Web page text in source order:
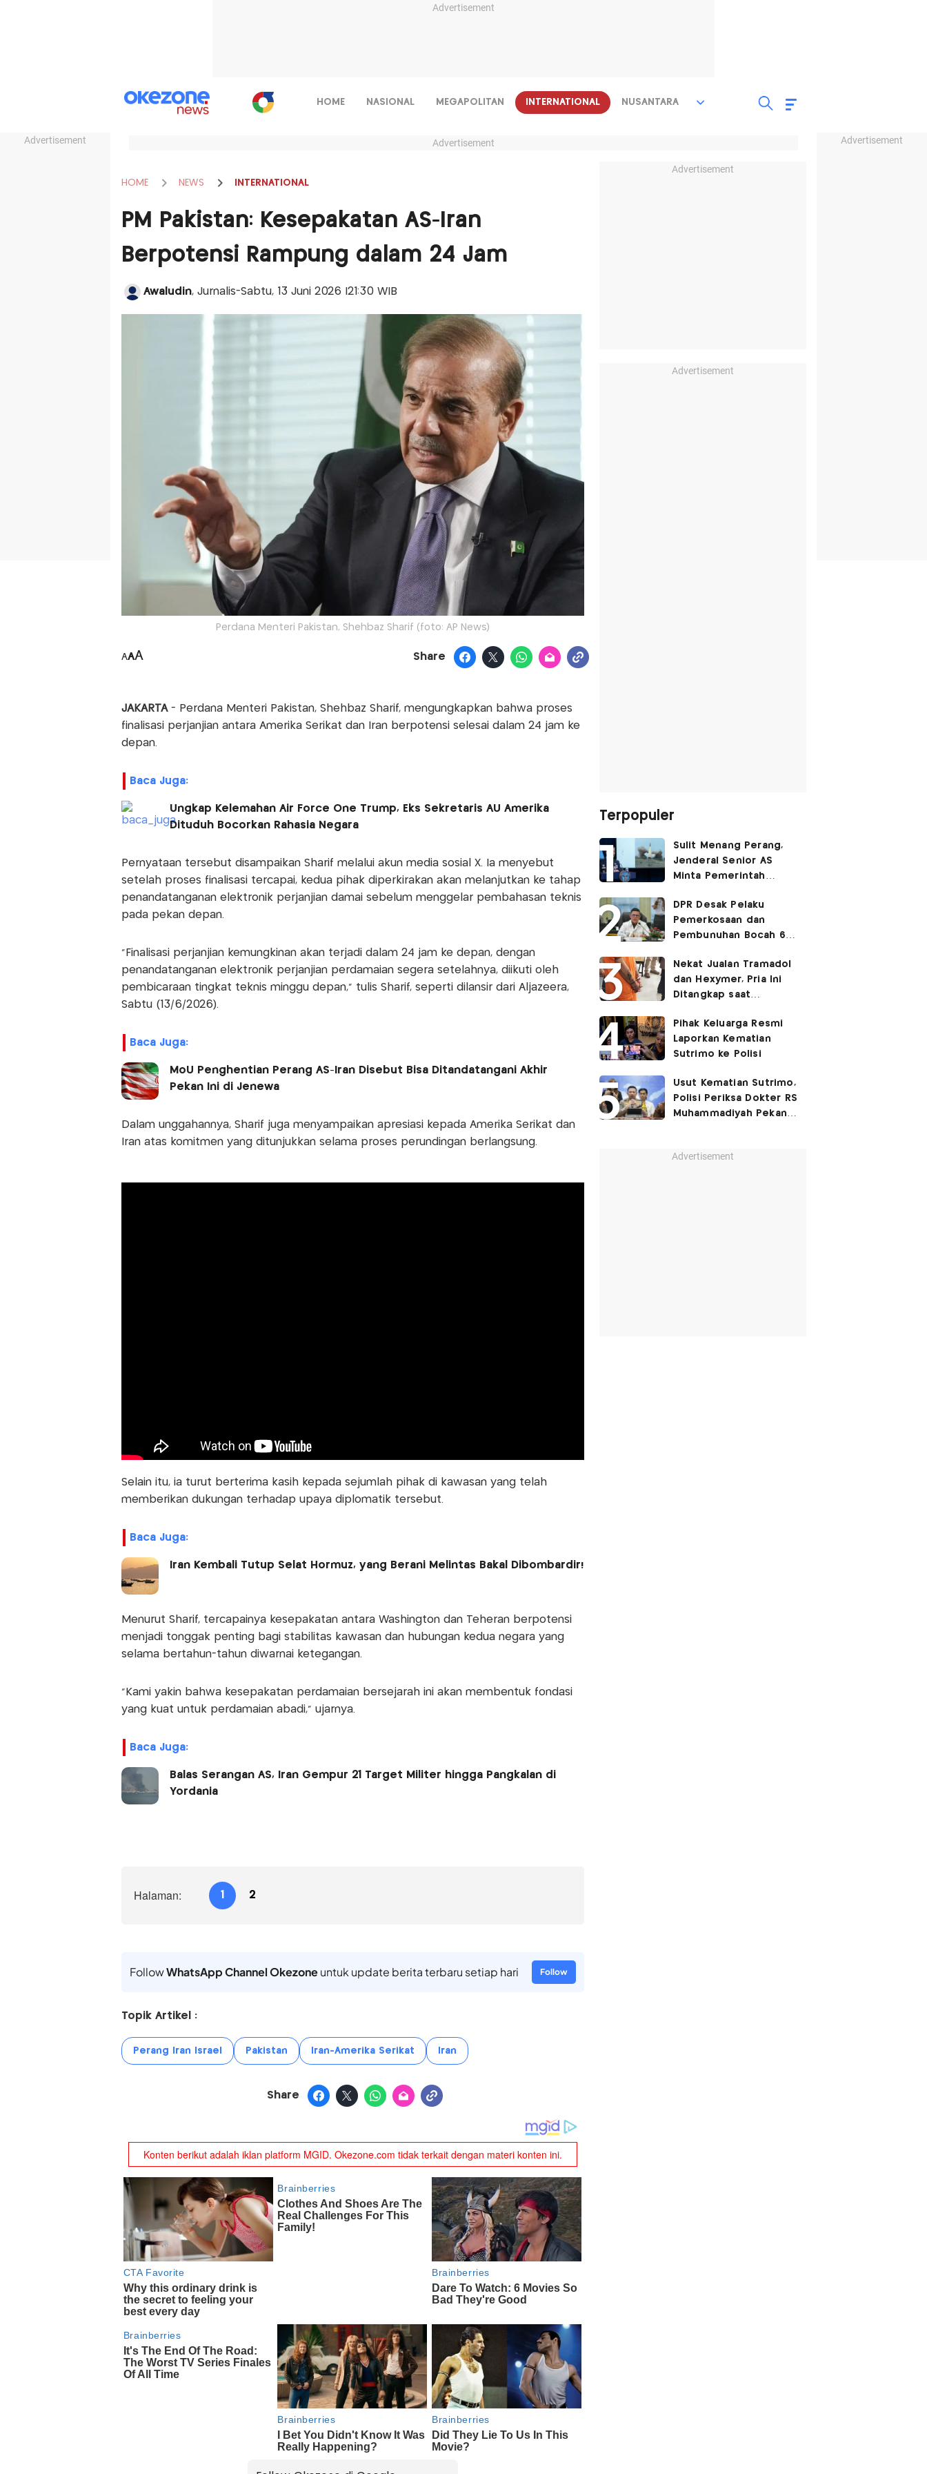
Advertisement
Advertisement Advertisement
HOME NASIONAL MEGAPOLITAN INTERNATIONAL NUSANTARA
Advertisement
HOME NEWS INTERNATIONAL
PM Pakistan: Kesepakatan AS-Iran
Berpotensi Rampung dalam 24 Jam
Awaludin, Jurnalis-Sabtu, 13 Juni 2026 |21:30 WIB
Perdana Menteri Pakistan, Shehbaz Sharif (foto: AP News)
AAA Share
JAKARTA - Perdana Menteri Pakistan, Shehbaz Sharif, mengungkapkan bahwa proses
finalisasi perjanjian antara Amerika Serikat dan Iran berpotensi selesai dalam 24 jam ke
depan.
Baca Juga:
Ungkap Kelemahan Air Force One Trump, Eks Sekretaris AU Amerika
Dituduh Bocorkan Rahasia Negara
Pernyataan tersebut disampaikan Sharif melalui akun media sosial X. Ia menyebut
setelah proses finalisasi tercapai, kedua pihak diperkirakan akan melanjutkan ke tahap
penandatanganan elektronik perjanjian damai sebelum menggelar pembahasan teknis
pada pekan depan.
"Finalisasi perjanjian kemungkinan akan terjadi dalam 24 jam ke depan, dengan
penandatanganan elektronik perjanjian perdamaian segera setelahnya, diikuti oleh
pembicaraan tingkat teknis minggu depan," tulis Sharif, seperti dilansir dari Aljazeera,
Sabtu (13/6/2026).
Baca Juga:
MoU Penghentian Perang AS-Iran Disebut Bisa Ditandatangani Akhir
Pekan Ini di Jenewa
Dalam unggahannya, Sharif juga menyampaikan apresiasi kepada Amerika Serikat dan
Iran atas komitmen yang ditunjukkan selama proses perundingan berlangsung.
Selain itu, ia turut berterima kasih kepada sejumlah pihak di kawasan yang telah
memberikan dukungan terhadap upaya diplomatik tersebut.
Baca Juga:
Iran Kembali Tutup Selat Hormuz, yang Berani Melintas Bakal Dibombardir!
Menurut Sharif, tercapainya kesepakatan antara Washington dan Teheran berpotensi
menjadi tonggak penting bagi stabilitas kawasan dan hubungan kedua negara yang
selama bertahun-tahun diwarnai ketegangan.
"Kami yakin bahwa kesepakatan perdamaian bersejarah ini akan membentuk fondasi
yang kuat untuk perdamaian abadi," ujarnya.
Baca Juga:
Balas Serangan AS, Iran Gempur 21 Target Militer hingga Pangkalan di
Yordania
Halaman: 1 2
FollowWhatsApp Channel Okezoneuntuk update berita terbaru setiap hari Follow
Topik Artikel :
Perang Iran Israel Pakistan Iran-Amerika Serikat Iran
Share
Advertisement
Advertisement
Terpopuler
Sulit Menang Perang,
Jenderal Senior AS
Minta Pemerintah
Lawan Iran
DPR Desak Pelaku
Pemerkosaan dan
Pembunuhan Bocah 6
Dihukum Seumur Hidup
Nekat Jualan Tramadol
dan Hexymer, Pria Ini
Ditangkap saat
Pihak Keluarga Resmi
Laporkan Kematian
Sutrimo ke Polisi
Usut Kematian Sutrimo,
Polisi Periksa Dokter RS
Muhammadiyah Pekan
Advertisement